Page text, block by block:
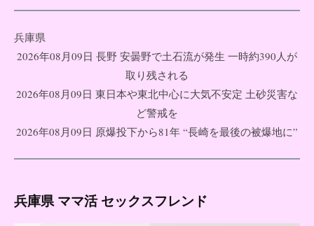
テ
ン
兵庫県
2026年08月09日 長野 安曇野で土石流が発生 一時約390人が
取り残される
2026年08月09日 東日本や東北中心に大気不安定 土砂災害な
ど警戒を
2026年08月09日 原爆投下から81年 “長崎を最後の被爆地に”
兵庫県 ママ活 セックスフレンド